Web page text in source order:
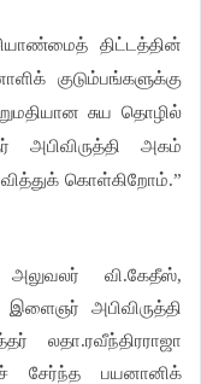
திட்டத்தின்
குடும்பங்களுக்கு
சுய தொழில்
அகம்
கொள்கிறோம்.”
அலுவலர் வி.கேதீஸ்,
இளைஞர் அபிவிருத்தி
லதா.ரவீந்திரராஜா
சேர்ந்த பயனானிக்